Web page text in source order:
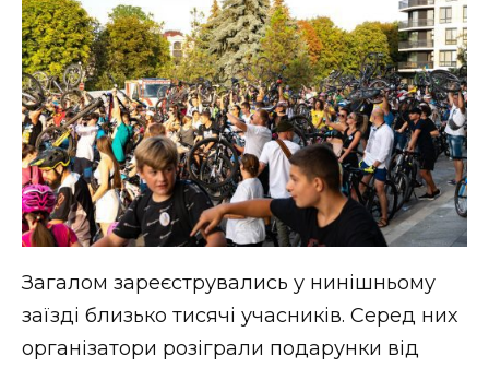
Загалом зареєструвались у нинішньому
заїзді близько тисячі учасників. Серед них
організатори розіграли подарунки від